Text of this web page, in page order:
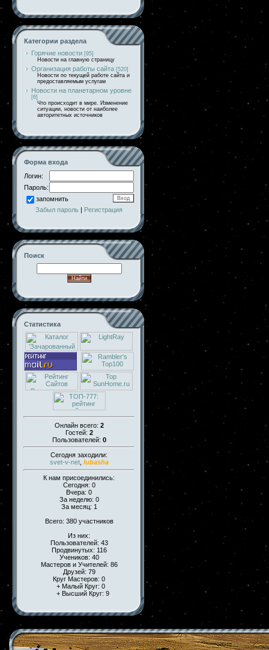
Категории раздела
Горячие новости [95]
Новости на главную страницу
Организация работы сайта [520]
Новости по текущей работе сайта и
предоставляемым услугам
Новости на планетарном уровне
[6]
Что происходит в мире. Изменение
ситуации, новости от наиболее
авторитетных источников
Форма входа
Логин:
Пароль:
запомнить
Забыл пароль | Регистрация
Поиск
Статистика
Онлайн всего: 2
Гостей: 2
Пользователей: 0
Сегодня заходили:
svet-v-net, lubasha
К нам присоединились:
Сегодня: 0
Вчера: 0
За неделю: 0
За месяц: 1
Всего: 380 участников
Из них:
Пользователей: 43
Продвинутых: 116
Учеников: 40
Мастеров и Учителей: 86
Друзей: 79
Круг Мастеров: 0
+ Малый Круг: 0
+ Высший Круг: 9